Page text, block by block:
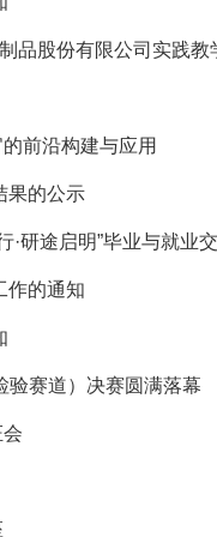
品股份有限公司实践教
前沿构建与应用
果的公示
·研途启明”毕业与就业
作的通知
验赛道）决赛圆满落幕